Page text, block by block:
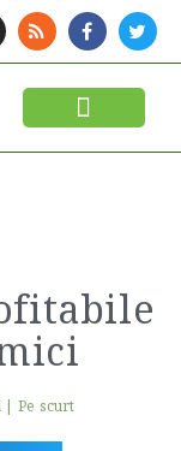
| Pe scurt